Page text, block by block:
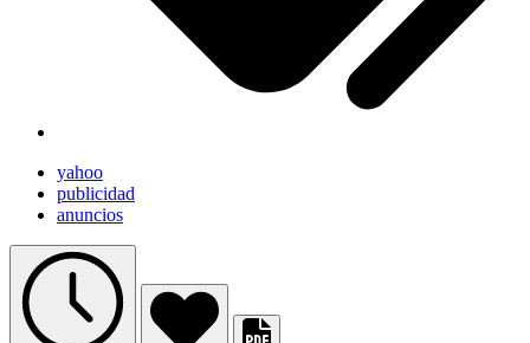
yahoo
publicidad
anuncios